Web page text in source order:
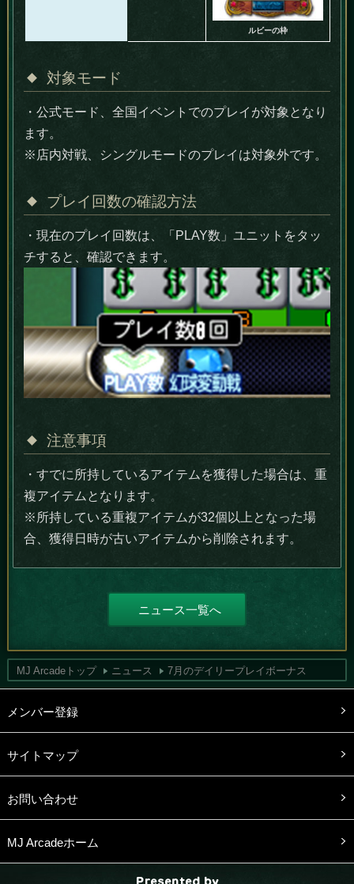
ルビーの枠
対象モード
・公式モード、全国イベントでのプレイが対象となり
ます。
※店内対戦、シングルモードのプレイは対象外です。
プレイ回数の確認方法
・現在のプレイ回数は、「PLAY数」ユニットをタッ
チすると、確認できます。
注意事項
・すでに所持しているアイテムを獲得した場合は、重
複アイテムとなります。
※所持している重複アイテムが32個以上となった場
合、獲得日時が古いアイテムから削除されます。
ニュース一覧へ
MJ Arcadeトップ ニュース 7月のデイリープレイボーナス
メンバー登録
サイトマップ
お問い合わせ
MJ Arcadeホーム